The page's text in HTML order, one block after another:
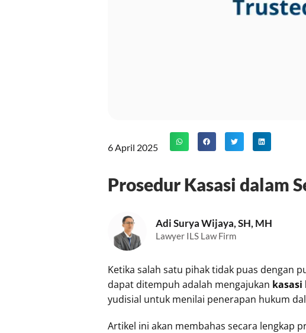
6 April 2025
Prosedur Kasasi dalam
Adi Surya Wijaya, SH, MH
Lawyer ILS Law Firm
Ketika salah satu pihak tidak puas dengan
dapat ditempuh adalah mengajukan kasasi
yudisial untuk menilai penerapan hukum
Artikel ini akan membahas secara lengkap